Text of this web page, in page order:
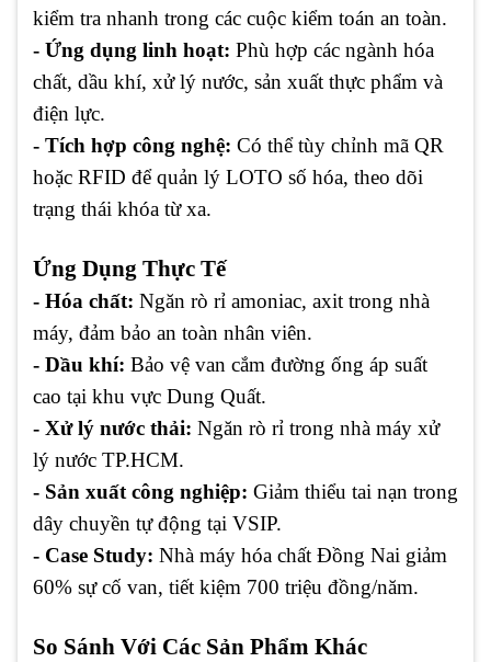
kiểm tra nhanh trong các cuộc kiểm toán an toàn.
- Ứng dụng linh hoạt: Phù hợp các ngành hóa
chất, dầu khí, xử lý nước, sản xuất thực phẩm và
điện lực.
- Tích hợp công nghệ: Có thể tùy chỉnh mã QR
hoặc RFID để quản lý LOTO số hóa, theo dõi
trạng thái khóa từ xa.
Ứng Dụng Thực Tế
- Hóa chất: Ngăn rò rỉ amoniac, axit trong nhà
máy, đảm bảo an toàn nhân viên.
- Dầu khí: Bảo vệ van cắm đường ống áp suất
cao tại khu vực Dung Quất.
- Xử lý nước thải: Ngăn rò rỉ trong nhà máy xử
lý nước TP.HCM.
- Sản xuất công nghiệp: Giảm thiểu tai nạn trong
dây chuyền tự động tại VSIP.
- Case Study: Nhà máy hóa chất Đồng Nai giảm
60% sự cố van, tiết kiệm 700 triệu đồng/năm.
So Sánh Với Các Sản Phẩm Khác